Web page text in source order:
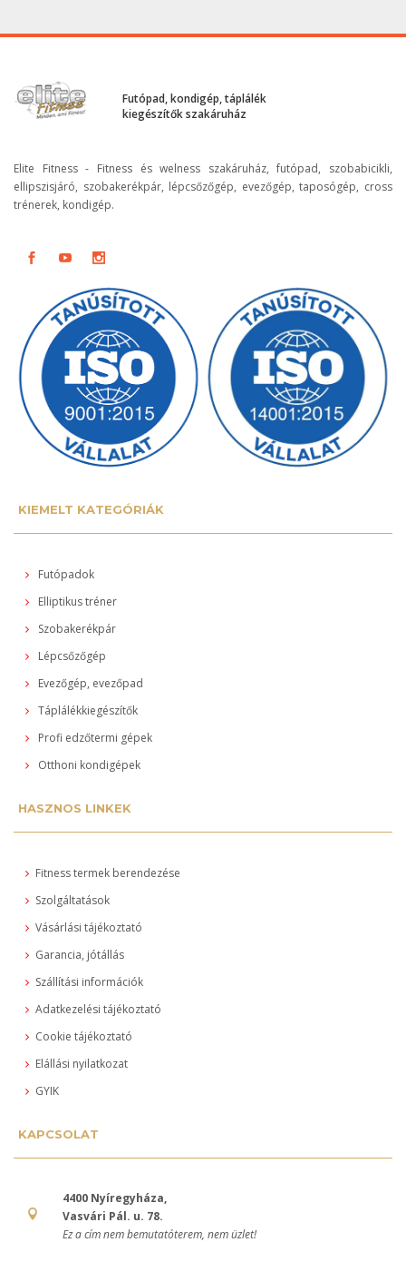
Futópad, kondigép, táplálék
kiegészítők szakáruház
Elite Fitness - Fitness és welness szakáruház, futópad, szobabicikli,
ellipszisjáró, szobakerékpár, lépcsőzőgép, evezőgép, taposógép, cross
trénerek, kondigép.
KIEMELT KATEGÓRIÁK
Futópadok
Elliptikus tréner
Szobakerékpár
Lépcsőzőgép
Evezőgép, evezőpad
Táplálékkiegészítők
Profi edzőtermi gépek
Otthoni kondigépek
HASZNOS LINKEK
Fitness termek berendezése
Szolgáltatások
Vásárlási tájékoztató
Garancia, jótállás
Szállítási információk
Adatkezelési tájékoztató
Cookie tájékoztató
Elállási nyilatkozat
GYIK
KAPCSOLAT
4400 Nyíregyháza,
Vasvári Pál. u. 78.
Ez a cím nem bemutatóterem, nem üzlet!